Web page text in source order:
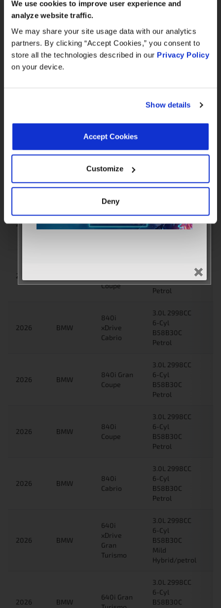
We use cookies to improve user experience and
analyze website traffic.
We may share your site usage data with our analytics
partners. By clicking “Accept Cookies,” you consent to
store all the technologies described in our Privacy Policy
on your device.
Show details
Accept Cookies
Customize
Deny
2026 BMW
Petrol
2026 BMW
3.0L 2998CC
M40i
3.0L 2998CC
B58B30B
X3 xDrive
3.0L 2998CC
Petrol
2026 BMW
xDrive
Gran
6-Cyl
B58B30C
2026
Coupe
B58B30C
Petrol
2026 BMW
840i
xDrive
Cabrio
3.0L 2998CC
6-Cyl
B58B30C
Petrol
2026 BMW
840i Gran
Coupe
3.0L 2998CC
6-Cyl
B58B30C
Petrol
2026 BMW
840i
Coupe
3.0L 2998CC
6-Cyl
B58B30C
Petrol
2026 BMW
840i
Cabrio
3.0L 2998CC
6-Cyl
B58B30C
Petrol
2026 BMW
640i
xDrive
Gran
Turismo
3.0L 2998CC
6-Cyl
B58B30C
Mild
Hybrid/petrol
2026 BMW
640i Gran
3.0L 2998CC
6-Cyl
B58B30C
September 8–12, 2026
Book your meeting NOW
commercial conversation, a technical
partnership
we recommend booking early